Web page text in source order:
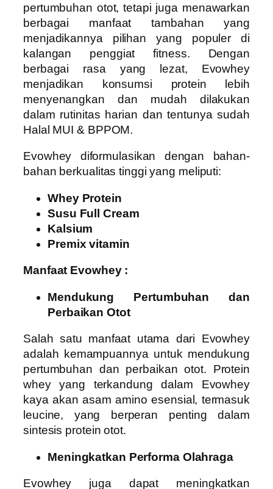
pertumbuhan otot, tetapi juga menawarkan
berbagai manfaat tambahan yang
menjadikannya pilihan yang populer di
kalangan penggiat fitness. Dengan
berbagai rasa yang lezat, Evowhey
menjadikan konsumsi protein lebih
menyenangkan dan mudah dilakukan
dalam rutinitas harian dan tentunya sudah
Halal MUI & BPPOM.
Evowhey diformulasikan dengan bahan-
bahan berkualitas tinggi yang meliputi:
Whey Protein
Susu Full Cream
Kalsium
Premix vitamin
Manfaat Evowhey :
Mendukung Pertumbuhan dan
Perbaikan Otot
Salah satu manfaat utama dari Evowhey
adalah kemampuannya untuk mendukung
pertumbuhan dan perbaikan otot. Protein
whey yang terkandung dalam Evowhey
kaya akan asam amino esensial, termasuk
leucine, yang berperan penting dalam
sintesis protein otot.
Meningkatkan Performa Olahraga
Evowhey juga dapat meningkatkan